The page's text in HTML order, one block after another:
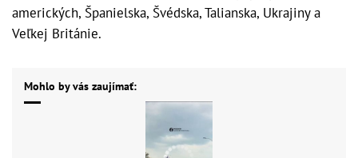
amerických, Španielska, Švédska, Talianska, Ukrajiny a
Veľkej Británie.
Mohlo by vás zaujímať: